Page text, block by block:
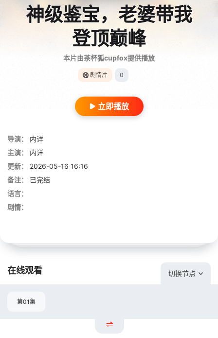
神级鉴宝，老婆带我
登顶巅峰
本片由茶杯狐cupfox提供播放
剧情片 0
立即播放
导演：
内详
主演：
内详
更新：
2026-05-16 16:16
备注：
已完结
语言：
剧情：
在线观看 切换节点
第01集